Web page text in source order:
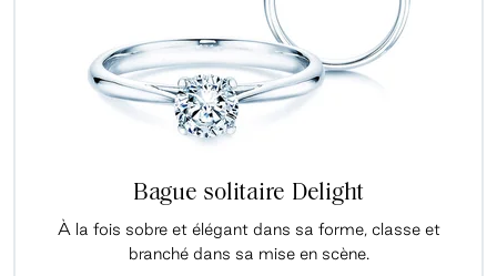
Bague solitaire Delight
À la fois sobre et élégant dans sa forme, classe et
branché dans sa mise en scène.